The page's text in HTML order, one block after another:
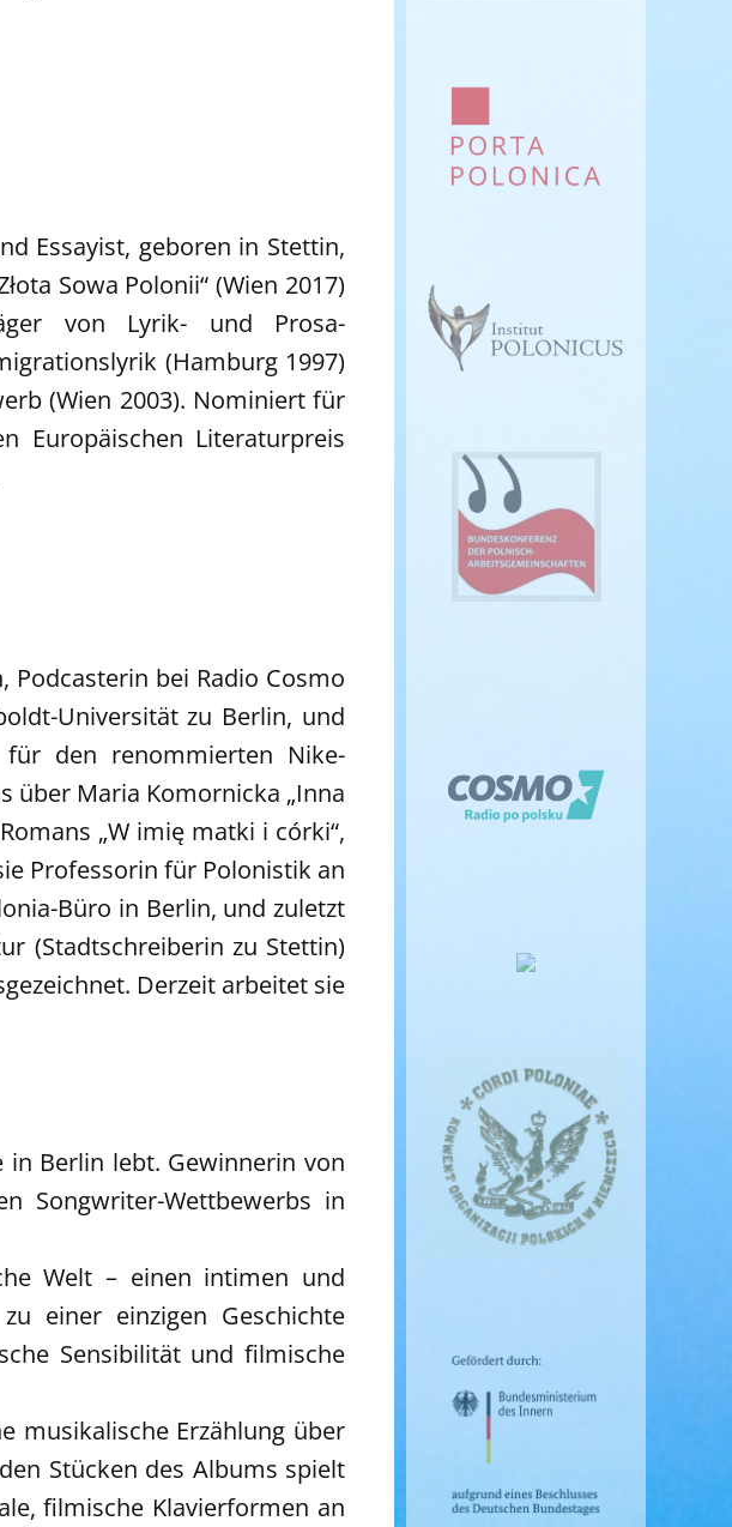
Essayist, geboren in Stettin,
Sowa Polonii“ (Wien 2017)
von Lyrik- und Prosa-
(Hamburg 1997)
(Wien 2003). Nominiert für
Europäischen Literaturpreis
Podcasterin bei Radio Cosmo
Universität zu Berlin, und
den renommierten Nike-
über Maria Komornicka „Inna
„W imię matki i córki“,
Professorin für Polonistik an
Büro in Berlin, und zuletzt
(Stadtschreiberin zu Stettin)
Derzeit arbeitet sie
in Berlin lebt. Gewinnerin von
Songwriter-Wettbewerbs in
Welt – einen intimen und
einer einzigen Geschichte
Sensibilität und filmische
musikalische Erzählung über
Stücken des Albums spielt
filmische Klavierformen an